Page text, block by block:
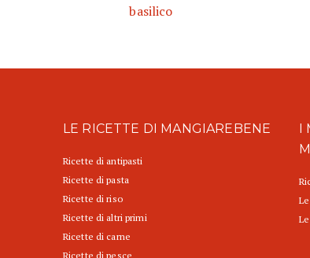
basilico
LE RICETTE DI MANGIAREBENE
Ricette di antipasti
Ricette di pasta
Ricette di riso
Ricette di altri primi
Ricette di carne
Ricette di pesce
I